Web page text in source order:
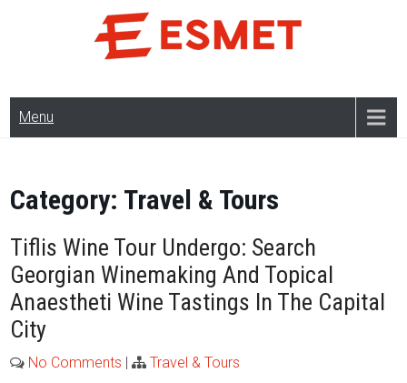
Menu
Category: Travel & Tours
Tiflis Wine Tour Undergo: Search
Georgian Winemaking And Topical
Anaestheti Wine Tastings In The Capital
City
No Comments |
Travel & Tours